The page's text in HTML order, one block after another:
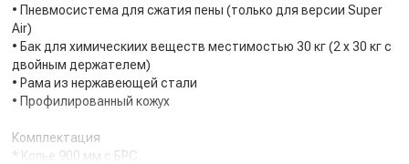
• Пневмосистема для сжатия пены (только для версии Super
Air)
• Бак для химическиих веществ местимостью 30 кг (2 x 30 кг с
двойным держателем)
• Рама из нержавеющей стали
• Профилированный кожух
Комплектация
* Копье 900 мм с БРС.